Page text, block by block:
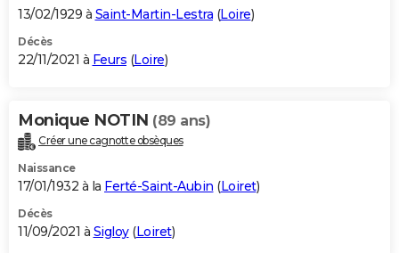
13/02/1929 à Saint-Martin-Lestra (Loire)
Décès
22/11/2021 à Feurs (Loire)
Monique NOTIN (89 ans)
Créer une cagnotte obsèques
Naissance
17/01/1932 à la Ferté-Saint-Aubin (Loiret)
Décès
11/09/2021 à Sigloy(Loiret)